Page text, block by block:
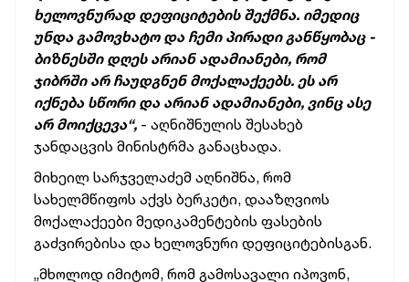
ხელოვნურად დეფიციტების შექმნა. იმედიც
უნდა გამოვხატო და ჩემი პირადი განწყობაც -
ბიზნესში დღეს არიან ადამიანები, რომ
ჯიბრში არ ჩაუდგნენ მოქალაქეებს. ეს არ
იქნება სწორი და არიან ადამიანები, ვინც ასე
არ მოიქცევა“, - აღნიშნულის შესახებ
ჯანდაცვის მინისტრმა განაცხადა.
მიხეილ სარჯველაძემ აღნიშნა, რომ
სახელმწიფოს აქვს ბერკეტი, დააზღვიოს
მოქალაქეები მედიკამენტების ფასების
გაძვირებისა და ხელოვნური დეფიციტებისგან.
„მხოლოდ იმიტომ, რომ გამოსავალი იპოვონ,